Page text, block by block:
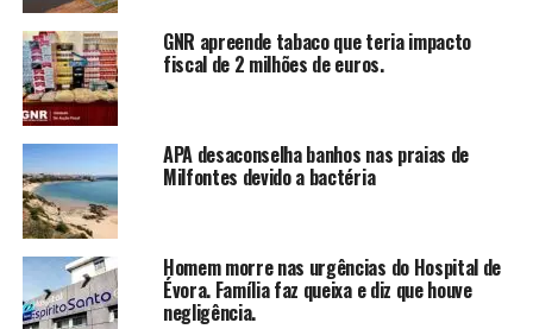
GNR apreende tabaco que teria impacto
fiscal de 2 milhões de euros.
APA desaconselha banhos nas praias de
Milfontes devido a bactéria
Homem morre nas urgências do Hospital de
Évora. Família faz queixa e diz que houve
negligência.